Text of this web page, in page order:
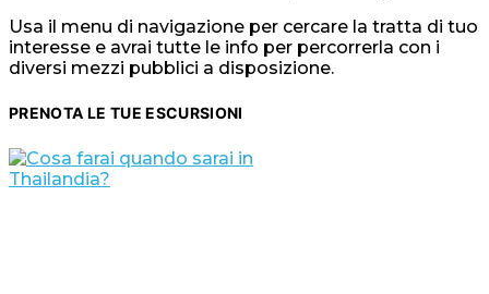
Usa il menu di navigazione per cercare la tratta di tuo
interesse e avrai tutte le info per percorrerla con i
diversi mezzi pubblici a disposizione.
PRENOTA LE TUE ESCURSIONI